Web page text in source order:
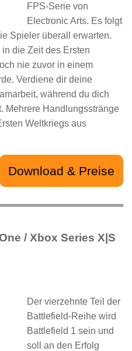
FPS-Serie von
Electronic Arts. Es folgt
Spieler überall erwarten.
die Zeit des Ersten
nie zuvor in einem
Verdiene dir deine
während du dich
Mehrere Handlungsstränge
Weltkriegs aus
Download & Preise
/ Xbox Series X|S
Der vierzehnte Teil der
Battlefield-Reihe wird
Battlefield 1 sein und
soll an den Erfolg